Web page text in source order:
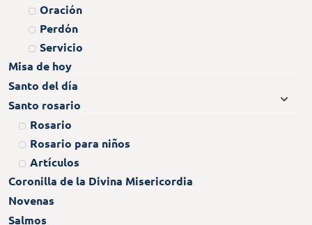
Oración
Perdón
Servicio
Misa de hoy
Santo del día
Santo rosario
Rosario
Rosario para niños
Artículos
Coronilla de la Divina Misericordia
Novenas
Salmos